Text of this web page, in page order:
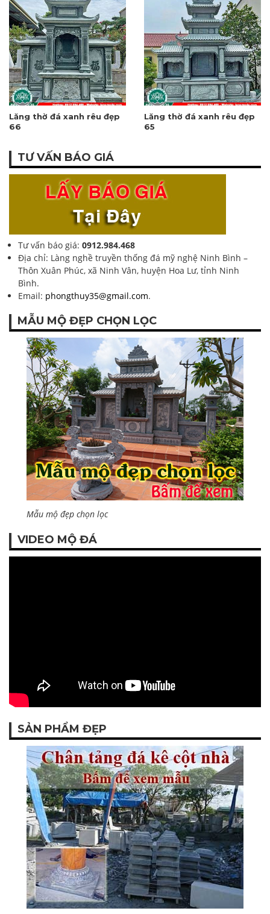
Lăng thờ đá xanh rêu đẹp
66
Lăng thờ đá xanh rêu đẹp
65
TƯ VẤN BÁO GIÁ
Tư vấn báo giá: 0912.984.468
Địa chỉ: Làng nghề truyền thống đá mỹ nghệ Ninh Bình –
Thôn Xuân Phúc, xã Ninh Vân, huyện Hoa Lư, tỉnh Ninh
Bình.
Email: phongthuy35@gmail.com.
MẪU MỘ ĐẸP CHỌN LỌC
Mẫu mộ đẹp chọn lọc
VIDEO MỘ ĐÁ
SẢN PHẨM ĐẸP